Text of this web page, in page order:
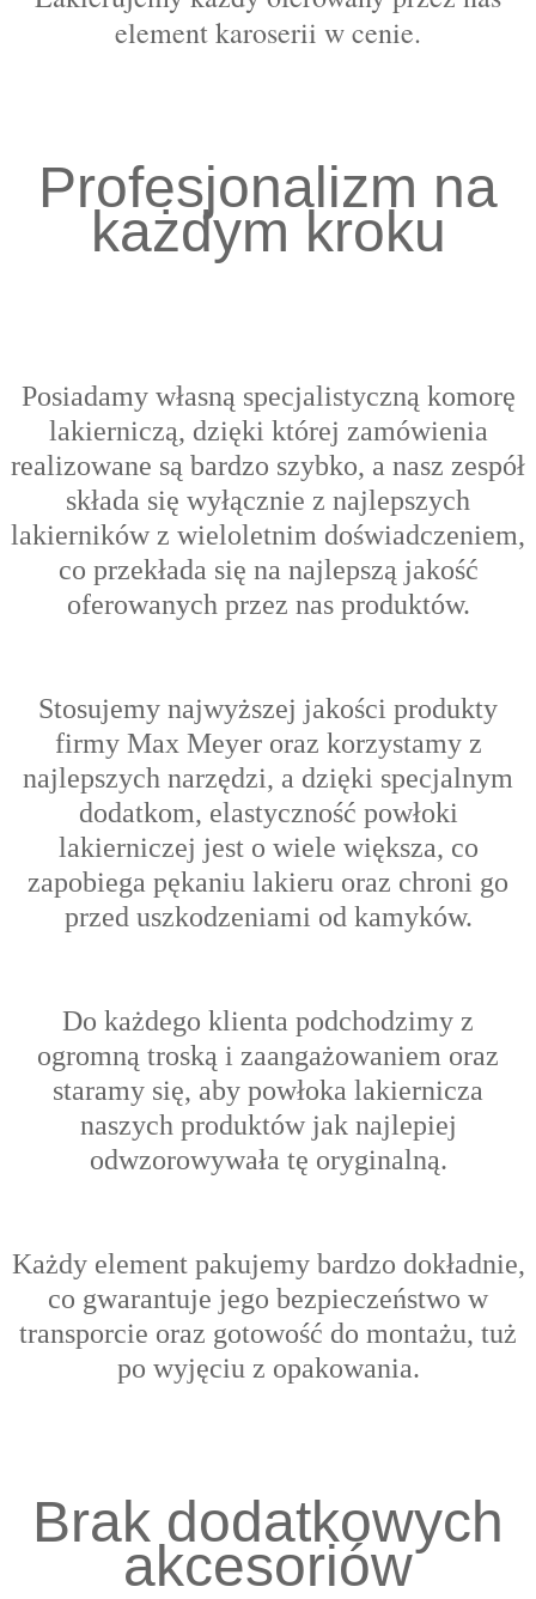
element karoserii w cenie.
Profesjonalizm na
każdym kroku
Posiadamy własną specjalistyczną komorę
lakierniczą, dzięki której zamówienia
realizowane są bardzo szybko, a nasz zespół
składa się wyłącznie z najlepszych
lakierników z wieloletnim doświadczeniem,
co przekłada się na najlepszą jakość
oferowanych przez nas produktów.
Stosujemy najwyższej jakości produkty
firmy Max Meyer oraz korzystamy z
najlepszych narzędzi, a dzięki specjalnym
dodatkom, elastyczność powłoki
lakierniczej jest o wiele większa, co
zapobiega pękaniu lakieru oraz chroni go
przed uszkodzeniami od kamyków.
Do każdego klienta podchodzimy z
ogromną troską i zaangażowaniem oraz
staramy się, aby powłoka lakiernicza
naszych produktów jak najlepiej
odwzorowywała tę oryginalną.
Każdy element pakujemy bardzo dokładnie,
co gwarantuje jego bezpieczeństwo w
transporcie oraz gotowość do montażu, tuż
po wyjęciu z opakowania.
Brak dodatkowych
akcesoriów